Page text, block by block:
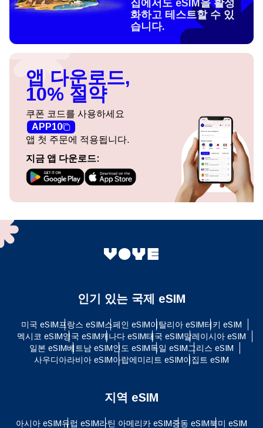
집에서도 eSIM을 활성
화하고 테스트할 수 있
습니다.
앱 다운로드,
10% 절약
쿠폰 코드를 사용하세요
APP10
앱 첫 주문에 적용됩니다.
지금 앱 다운로드:
인기 있는 국제 eSIM
미국 eSIM프랑스 eSIM스페인 eSIM이탈리아 eSIM터키 eSIM
멕시코 eSIM영국 eSIM캐나다 eSIM태국 eSIM말레이시아 eSIM
일본 eSIM베트남 eSIM인도 eSIM독일 eSIM그리스 eSIM
사우디아라비아 eSIM아랍에미리트 eSIM이집트 eSIM
지역 eSIM
아시아 eSIM유럽 ​​eSIM라틴 아메리카 eSIM중동 eSIM북미 eSIM